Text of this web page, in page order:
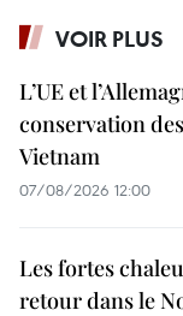
VOIR PLUS
L’UE et
conservation
Vietnam
07/08/2026 12:00
Les fortes
retour dans le